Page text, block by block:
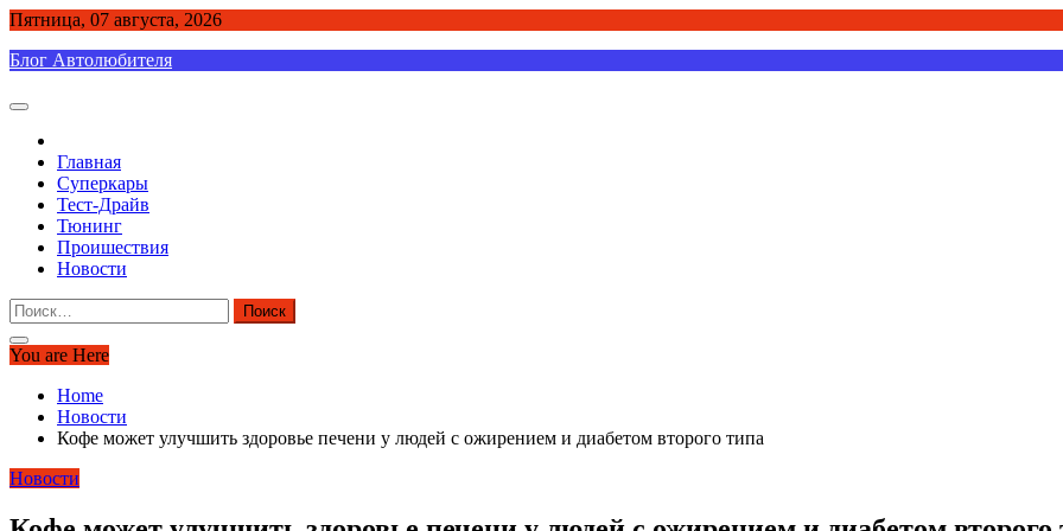
Skip
content
Пятница, 07 августа, 2026
Блог Автолюбителя
Главная
Суперкары
Тест-Драйв
Тюнинг
Проишествия
Новости
Найти:
You are Here
Home
Новости
Кофе может улучшить здоровье печени у людей с ожирением и диабетом второго типа
Новости